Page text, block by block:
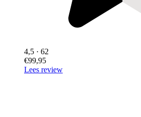
4,5 · 62
€99,95
Lees review